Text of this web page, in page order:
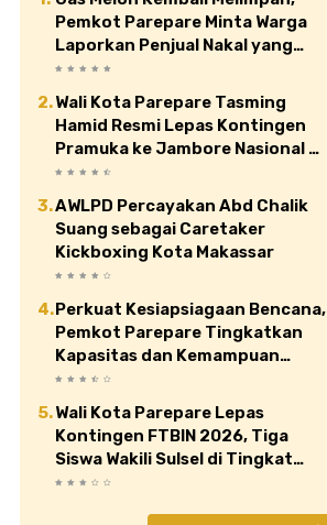
Pemkot Parepare Minta Warga
Laporkan Penjual Nakal yang
Jual di Atas HET
Wali Kota Parepare Tasming
Hamid Resmi Lepas Kontingen
Pramuka ke Jambore Nasional XII
di Cibubur
AWLPD Percayakan Abd Chalik
Suang sebagai Caretaker
Kickboxing Kota Makassar
Perkuat Kesiapsiagaan Bencana,
Pemkot Parepare Tingkatkan
Kapasitas dan Kemampuan
Manajerial TRC BPBD
Wali Kota Parepare Lepas
Kontingen FTBIN 2026, Tiga
Siswa Wakili Sulsel di Tingkat
Nasional